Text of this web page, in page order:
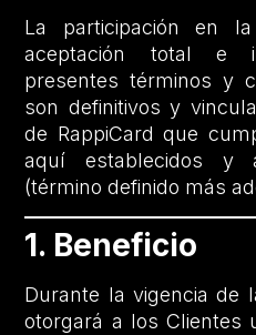
La participación en
aceptación total e
presentes términos y
son definitivos y
de RappiCard que
aquí establecidos y
(término definido más
1. Beneficio
Durante la vigencia de
otorgará a los Clientes